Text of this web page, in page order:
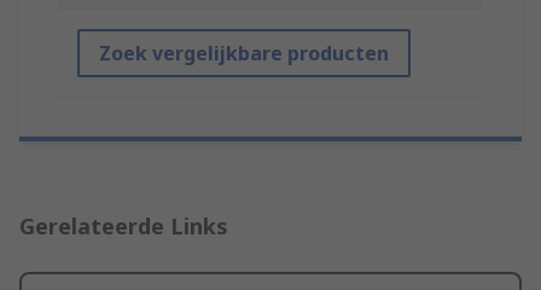
Zoek vergelijkbare producten
Gerelateerde Links